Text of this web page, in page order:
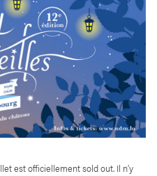
est officiellement sold out. Il n’y